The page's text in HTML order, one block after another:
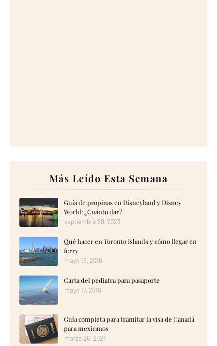
Más Leído Esta Semana
Guía de propinas en Disneyland y Disney
World: ¿Cuánto dar?
septiembre 29, 2023
Qué hacer en Toronto Islands y cómo llegar en
ferry
mayo 18, 2018
Carta del pediatra para pasaporte
mayo 17, 2018
Guía completa para tramitar la visa de Canadá
para mexicanos
marzo 26, 2024